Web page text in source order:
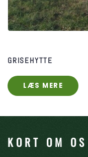
GRISEHYTTE
LÆS MERE
KORT OM OS